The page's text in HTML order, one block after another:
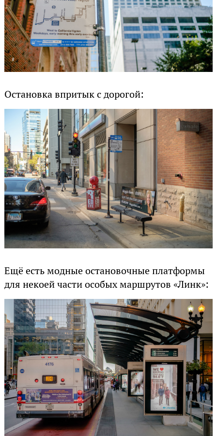
Остановка впритык с дорогой:
Ещё есть модные остановочные платформы
для некоей части особых маршрутов «Линк»: